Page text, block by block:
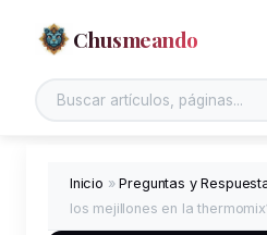
Chusmeando
Inicio »Preguntas y
los mejillones en la